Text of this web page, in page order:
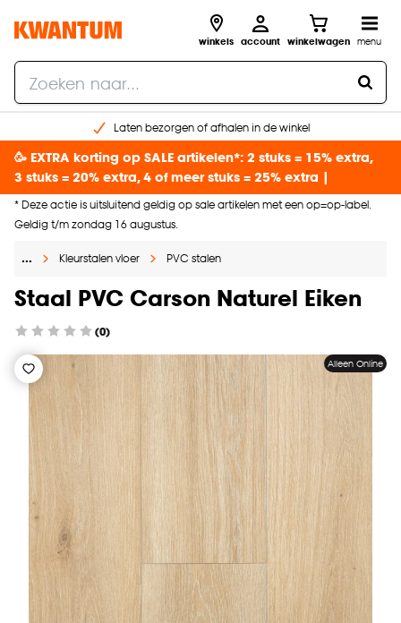
winkels account winkelwagen menu
Laten bezorgen of afhalen in de winkel
Shop online of in onze 96 winkels
Gratis raam advies en inmeten aan huis
€ 5,- korting op je volgende bestelling
🥳 EXTRA korting op SALE artikelen*: 2 stuks = 15% extra,
3 stuks = 20% extra, 4 of meer stuks = 25% extra |
* Deze actie is uitsluitend geldig op sale artikelen met een op=op-label.
Geldig t/m zondag 16 augustus.
… Kleurstalen vloer PVC stalen
Staal PVC Carson Naturel Eiken
(0)
Alleen Online